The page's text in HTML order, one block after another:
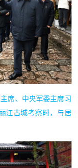
席、中央军委主席习
江古城考察时，与居